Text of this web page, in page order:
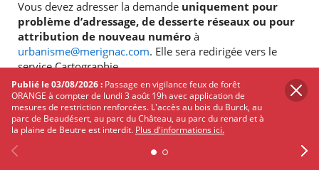
Publié le 03/08/2026 : Passage en vigilance feux de forêt
ORANGE à compter de lundi 3 août 19h avec application de
mesures de restriction renforcées. L'accès au bois du Burck, au
parc de Beaudésert, au parc du Château, au parc du renard et à
la plaine de Beutre est interdit. Plus d'informations ici.
Vous devez adresser la demande uniquement pour
problème d’adressage, de desserte réseaux ou pour
attribution de nouveau numéroà
urbanisme@merignac.com. Elle sera redirigée vers le
service Cartographie.
Comment connaître la meilleure orientation
pour des panneaux solaires ?
Pour connaître l'orientation idéale, nous vous conseillons